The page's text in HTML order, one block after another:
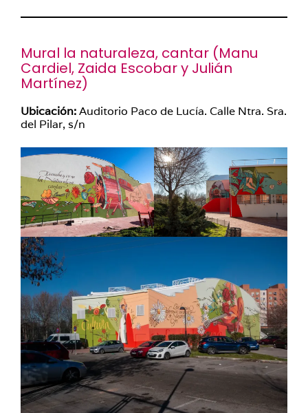
Mural la naturaleza, cantar (Manu
Cardiel, Zaida Escobary Julián
Martínez)
Ubicación:Auditorio Paco de Lucía. Calle Ntra. Sra.
del Pilar, s/n